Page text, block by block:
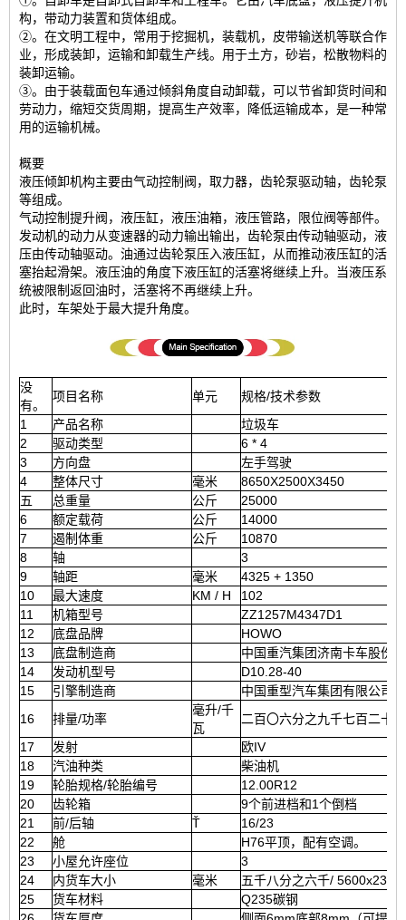
构，带动力装置和货体组成。
②。在文明工程中，常用于挖掘机，装载机，皮带输送机等联合作
业，形成装卸，运输和卸载生产线。用于土方，砂岩，松散物料的
装卸运输。
③。由于装载面包车通过倾斜角度自动卸载，可以节省卸货时间和
劳动力，缩短交货周期，提高生产效率，降低运输成本，是一种常
用的运输机械。
概要
液压倾卸机构主要由气动控制阀，取力器，齿轮泵驱动轴，齿轮泵
等组成。
气动控制提升阀，液压缸，液压油箱，液压管路，限位阀等部件。
发动机的动力从变速器的动力输出输出，齿轮泵由传动轴驱动，液
压由传动轴驱动。油通过齿轮泵压入液压缸，从而推动液压缸的活
塞抬起滑架。液压油的角度下液压缸的活塞将继续上升。当液压系
统被限制返回油时，活塞将不再继续上升。
此时，车架处于最大提升角度。
没
有。
项目名称 单元
规格/技术参数
1
产品名称
垃圾车
2
驱动类型
6 * 4
3
方向盘
左手驾驶
4
整体尺寸 毫米
8650X2500X3450
五
总重量 公斤
25000
6
额定载荷 公斤
14000
7
遏制体重 公斤
10870
8
轴
3
9
轴距 毫米
4325 + 1350
10
最大速度 KM / H
102
11
机箱型号
ZZ1257M4347D1
12
底盘品牌
HOWO
13
底盘制造商
中国重汽集团济南卡车股份
14
发动机型号
D10.28-40
15
引擎制造商
中国重型汽车集团有限公司
16
排量/功率
毫升/千
瓦
二百〇六分之九千七百二十六
17
发射
欧IV
18
汽油种类
柴油机
19
轮胎规格/轮胎编号
12.00R12
20
齿轮箱
9个前进档和1个倒档
21
前/后轴 Ť
16/23
22
舱
H76平顶，配有空调。
23
小屋允许座位
3
24
内货车大小 毫米
五千八分之六千/
25
货车材料
Q235碳钢